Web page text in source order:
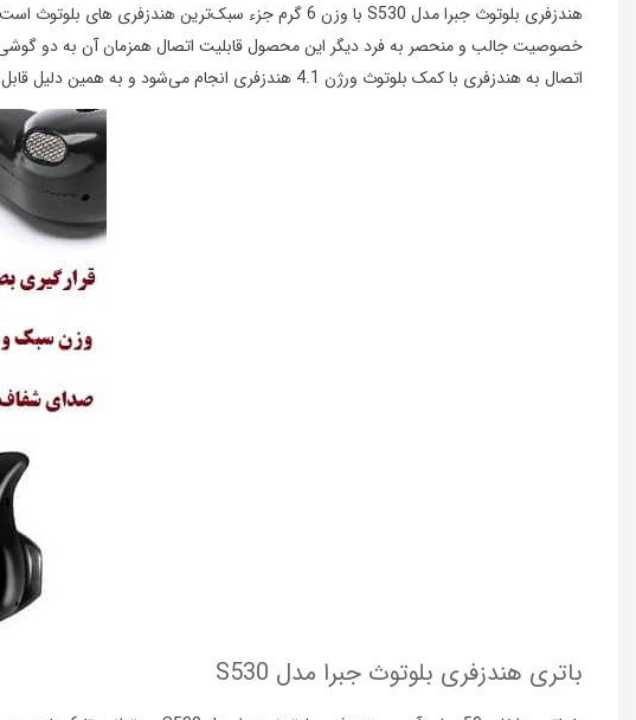
هندزفری بلوتوث جبرا مدل S530 با وزن 6 گرم جزء سبک‌ترین هندزفری های بلوتوث است که بردی حدود 10 متر نیز دارد و البته به جرئت مي‌توان گفت سبك ترين هندزفري بلوتوث حلزوني موجود در بازار ايران است.
خصوصیت جالب و منحصر به فرد دیگر این محصول قابلیت اتصال همزمان آن به دو گوشی
اتصال به هندزفری با کمک بلوتوث ورژن 4.1 هندزفری انجام می‌شود و به همین دلیل قابل اتصال به انواع گوشی موبایل اندرویید و ios می‌باشد
باتری هندزفری بلوتوث جبرا مدل S530